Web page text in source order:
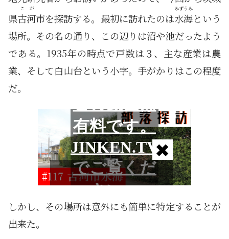
県古河
こが
市を探訪する。最初に訪れたのは水海
みずうみ
という
場所。その名の通り、この辺りは沼や池だったよう
である。1935年の時点で戸数は３、主な産業は農
業、そして白山台という小字。手がかりはこの程度
だ。
しかし、その場所は意外にも簡単に特定することが
出来た。